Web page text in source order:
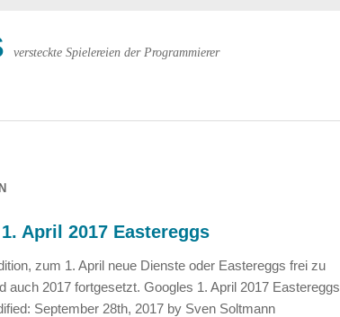
versteckte Spielereien der Programmierer
April 2017 Eastereggs
zum 1. April neue Dienste oder Eastereggs frei zu
auch 2017 fortgesetzt. Googles 1. April 2017 Eastereggs
September 28th, 2017 by Sven Soltmann